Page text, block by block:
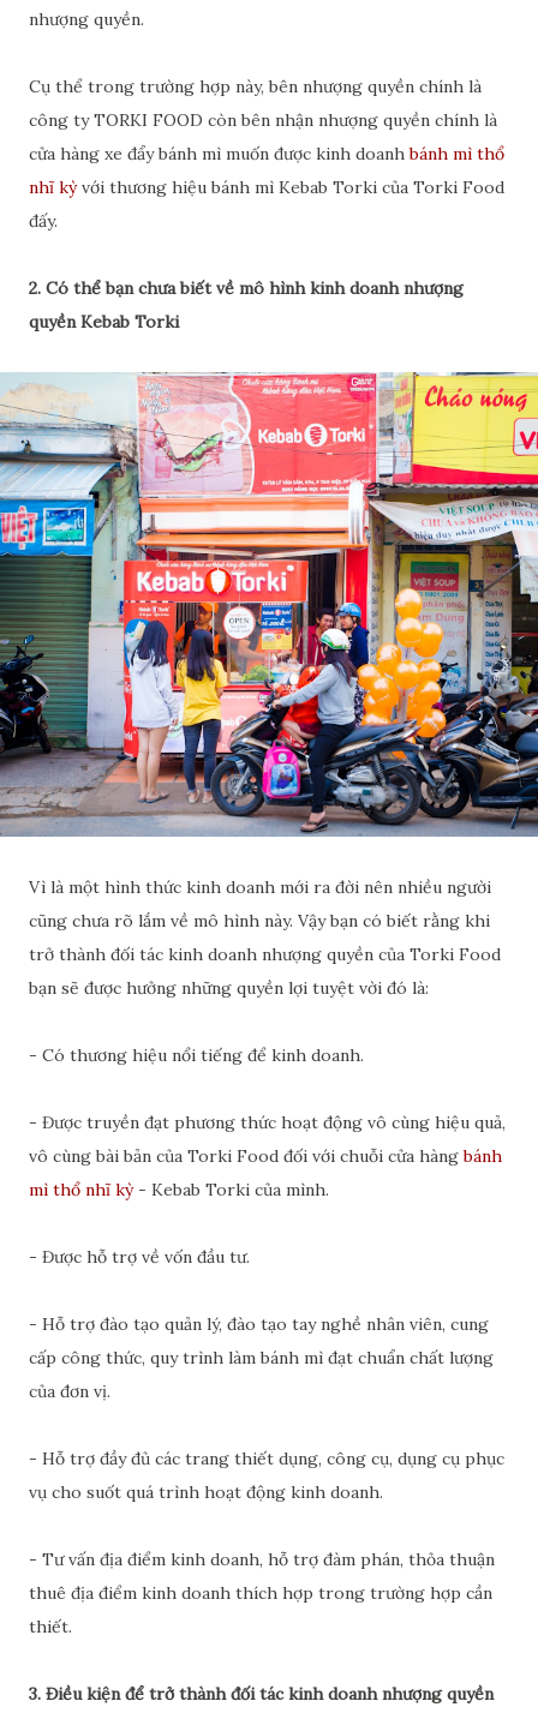
nhượng quyền.
Cụ thể trong trường hợp này, bên nhượng quyền chính là
công ty TORKI FOOD còn bên nhận nhượng quyền chính là
cửa hàng xe đẩy bánh mì muốn được kinh doanhbánh mì thổ
nhĩ kỳvới thương hiệu bánh mì Kebab Torki của Torki Food
đấy.
2. Có thể bạn chưa biết về mô hình kinh doanh nhượng
quyền Kebab Torki
Vì là một hình thức kinh doanh mới ra đời nên nhiều người
cũng chưa rõ lắm về mô hình này. Vậy bạn có biết rằng khi
trở thành đối tác kinh doanh nhượng quyền của Torki Food
bạn sẽ được hưởng những quyền lợi tuyệt vời đó là:
- Có thương hiệu nổi tiếng để kinh doanh.
- Được truyền đạt phương thức hoạt động vô cùng hiệu quả,
vô cùng bài bản của Torki Food đối với chuỗi cửa hàngbánh
mì thổ nhĩ kỳ- Kebab Torki của mình.
- Được hỗ trợ về vốn đầu tư.
- Hỗ trợ đào tạo quản lý, đào tạo tay nghề nhân viên, cung
cấp công thức, quy trình làm bánh mì đạt chuẩn chất lượng
của đơn vị.
- Hỗ trợ đầy đủ các trang thiết dụng, công cụ, dụng cụ phục
vụ cho suốt quá trình hoạt động kinh doanh.
- Tư vấn địa điểm kinh doanh, hỗ trợ đàm phán, thỏa thuận
thuê địa điểm kinh doanh thích hợp trong trường hợp cần
thiết.
3. Điều kiện để trở thành đối tác kinh doanh nhượng quyền